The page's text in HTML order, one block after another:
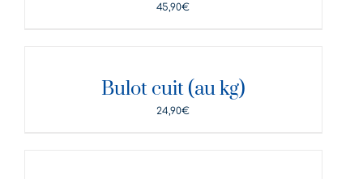
45,90€
Bulot cuit (au kg)
24,90€